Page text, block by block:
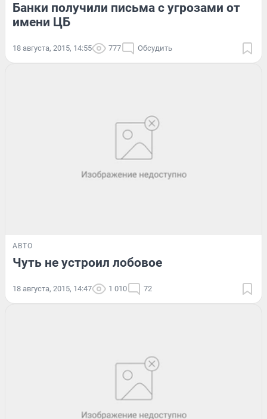
Банки получили письма с угрозами от
имени ЦБ
18 августа, 2015, 14:55 777 Обсудить
АВТО
Чуть не устроил лобовое
18 августа, 2015, 14:47 1 010 72